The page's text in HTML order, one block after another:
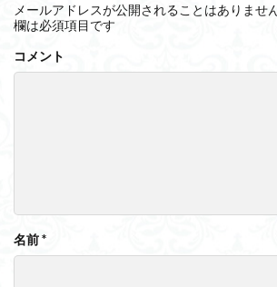
メールアドレスが公開されることはありません
欄は必須項目です
コメント
名前*